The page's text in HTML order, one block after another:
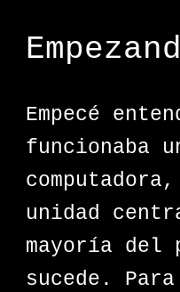
Empecé
funcionaba
unidad
mayoría del
sucede.